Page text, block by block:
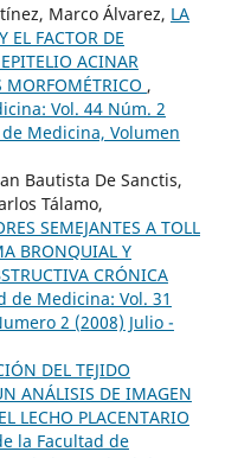
Marco Álvarez, LA
EL FACTOR DE
ACINAR
MORFOMÉTRICO ,
Vol. 44 Núm. 2
Medicina, Volumen
Bautista De Sanctis,
Tálamo,
SEMEJANTES A TOLL
BRONQUIAL Y
CRÓNICA
de Medicina: Vol. 31
2 (2008) Julio -
DEL TEJIDO
ANÁLISIS DE IMAGEN
LECHO PLACENTARIO
la Facultad de